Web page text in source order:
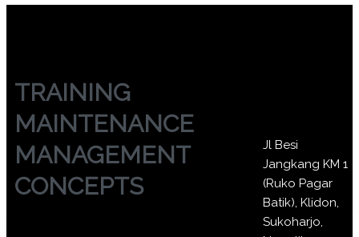
TRAINING
MAINTENANCE
MANAGEMENT
CONCEPTS
Jl Besi
Jangkang KM 1
(Ruko Pagar
Batik), Klidon,
Sukoharjo,